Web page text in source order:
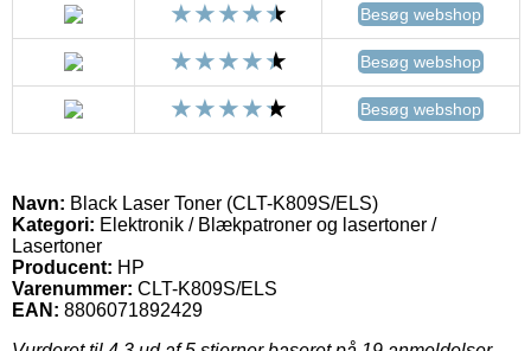
Besøg webshop
Besøg webshop
Besøg webshop
Navn: Black Laser Toner (CLT-K809S/ELS)
Kategori: Elektronik / Blækpatroner og lasertoner /
Lasertoner
Producent: HP
Varenummer: CLT-K809S/ELS
EAN: 8806071892429